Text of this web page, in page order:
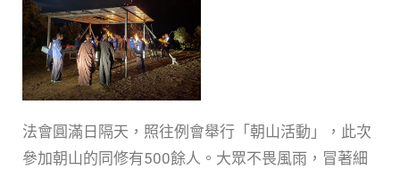
法會圓滿日隔天，照往例會舉行「朝山活動」，此次
參加朝山的同修有500餘人。大眾不畏風雨，冒著細